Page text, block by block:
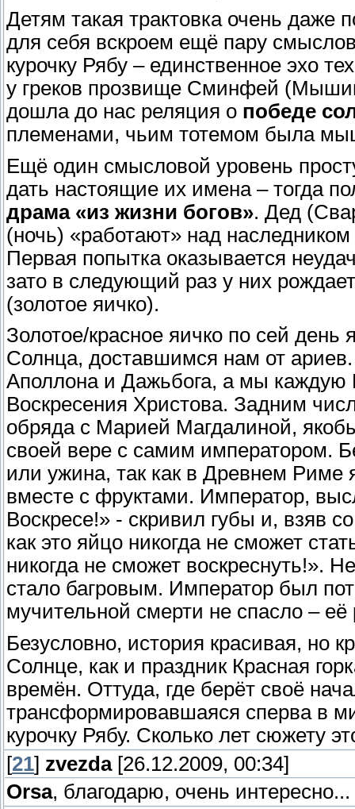
Детям такая трактовка очень даже
для себя вскроем ещё пару
курочку Рябу – единственное эхо
у греков прозвище Сминфей
дошла до нас реляция о победе
племенами, чьим тотемом была
Ещё один смысловой уровень
дать настоящие их имена – тогда
драма «из жизни богов». Дед
(ночь) «работают» над
Первая попытка оказывается
зато в следующий раз у них
(золотое яичко).
Золотое/красное яичко по сей
Солнца, доставшимся нам от
Аполлона и Дажьбога, а мы каждую
Воскресения Христова. Задним
обряда с Марией Магдалиной,
своей вере с самим императором.
или ужина, так как в Древнем Риме
вместе с фруктами. Император,
Воскресе!» - скривил губы и, взяв
как это яйцо никогда не сможет
никогда не сможет воскреснуть!».
стало багровым. Император был
мучительной смерти не спасло – её
Безусловно, история красивая,
Солнце, как и праздник Красная
времён. Оттуда, где берёт своё
трансформировавшаяся сперва в
курочку Рябу. Сколько лет сюжету
[21] zvezda[26.12.2009, 00:34]
Orsa, благодарю, очень интересно...